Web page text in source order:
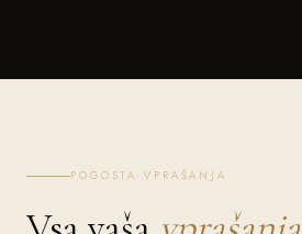
POGOSTA VPRAŠANJA